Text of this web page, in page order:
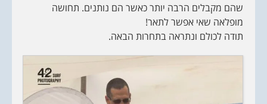
שהם מקבלים הרבה יותר כאשר הם נותנים. תחושה
מופלאה שאי אפשר לתאר!
תודה לכולם ונתראה בתחרות הבאה.